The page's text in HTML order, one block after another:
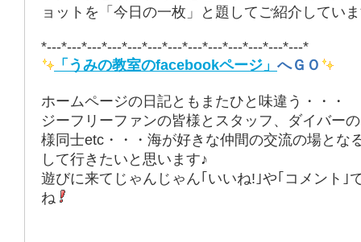
ョットを「今日の一枚」と題してご紹介してい
*---*---*---*---*---*---*---*---*---*---*---*---*---*
「うみの教室のfacebookページ」 へＧＯ
ホームページの日記ともまたひと味違う・・・
ジーフリーファンの皆様とスタッフ、ダイバー
様同士etc・・・海が好きな仲間の交流の場とな
して行きたいと思います♪
遊びに来てじゃんじゃん｢いいね!｣や｢コメント｣
ね